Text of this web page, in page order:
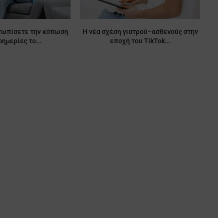
την κόπωση
το...
Η νέα σχέση γιατρού–ασθενούς στην
εποχή του TikTok...